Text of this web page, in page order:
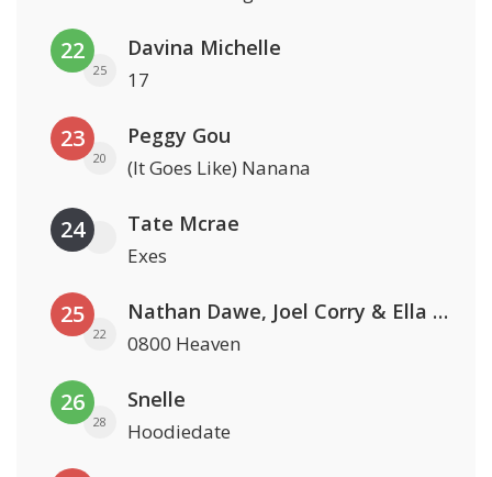
22
25
Davina Michelle
17
23
20
Peggy Gou
(It Goes Like) Nanana
24 Tate Mcrae
Exes
25
22
Nathan Dawe, Joel Corry & Ella Henderson
0800 Heaven
26
28
Snelle
Hoodiedate